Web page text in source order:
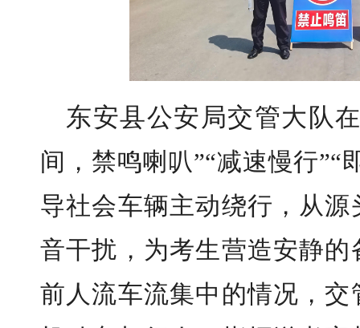
东安县公安局交管大队
间，禁鸣喇叭”“减速慢行”“
导社会车辆主动绕行，从
音干扰，为考生营造安静
前人流车流集中的情况，